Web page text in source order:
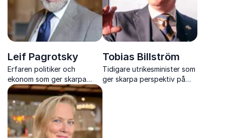
Leif Pagrotsky
Erfaren politiker och
ekonom som ger skarpa
perspektiv på global
ekonomi, demokrati och
maktförskjutningar.
Tobias Billström
Tidigare utrikesminister som
ger skarpa perspektiv på